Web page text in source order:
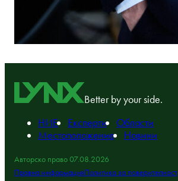
Better by your side.
НИЕ
Експерти
Области
Местоположение
Новини
Авторско право 07.08.2026
Правна информацияПолитика за поверителност